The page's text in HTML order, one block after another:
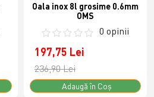
Oala inox 8l grosime 0.6mm
OMS
0 opinii
197,75 Lei
236,90 Lei
Adaugă în Coş